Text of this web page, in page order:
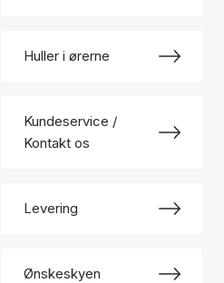
Huller i ørerne
Kundeservice /
Kontakt os
Levering
Ønskeskyen